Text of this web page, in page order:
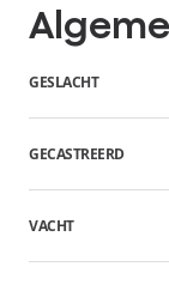
GESLACHT
GECASTREERD
VACHT